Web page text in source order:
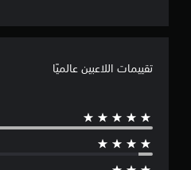
تقييمات اللاعبين عالميًا